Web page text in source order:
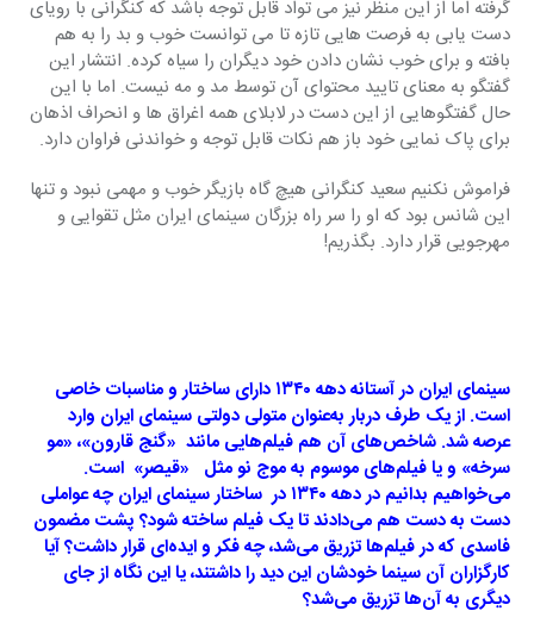
گرفته اما از این منظر نیز می تواد قابل توجه باشد که کنگرانی با رویای
دست یابی به فرصت هایی تازه تا می توانست خوب و بد را به هم
بافته و برای خوب نشان دادن خود دیگران را سیاه کرده. انتشار این
گفتگو به معنای تایید محتوای آن توسط مد و مه نیست. اما با این
حال گفتگوهایی از این دست در لابلای همه اغراق ها و انحراف اذهان
برای پاک نمایی خود باز هم نکات قابل توجه و خواندنی فراوان دارد.
فراموش نکنیم سعید کنگرانی هیچ گاه بازیگر خوب و مهمی نبود و تنها
این شانس بود که او را سر راه بزرگان سینمای ایران مثل تقوایی و
مهرجویی قرار دارد. بگذریم!
سینمای ایران در آستانه دهه ۱۳۴۰ دارای ساختار و مناسبات خاصی
است. از یک طرف دربار به‌عنوان متولی دولتی سینمای ایران وارد
عرصه شد. شاخص‌های آن هم فیلم‌هایی مانند  «گنج قارون»، «مو
سرخه» و یا فیلم‌های موسوم به موج نو مثل   «قیصر»  است.
می‌خواهیم بدانیم در دهه ۱۳۴۰ در  ساختار سینمای ایران چه عواملی
دست به دست هم ‌می‌دادند تا یک فیلم ساخته شود؟ پشت مضمون
فاسدی که در فیلم‌ها تزریق می‌شد، چه فکر و ایده‌ای قرار داشت؟ آیا
کارگزاران آن سینما خودشان این دید را داشتند، یا این نگاه از جای
دیگری به آن‌ها تزریق می‌شد؟